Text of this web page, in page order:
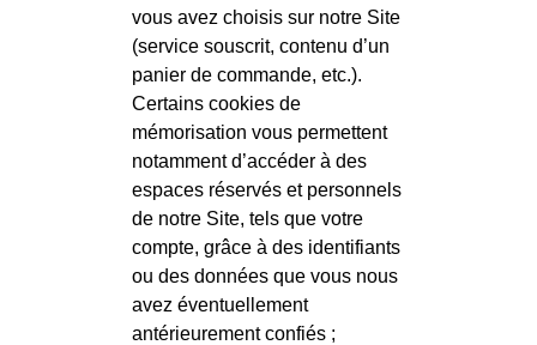
vous avez choisis sur notre Site
(service souscrit, contenu d’un
panier de commande, etc.).
Certains cookies de
mémorisation vous permettent
notamment d’accéder à des
espaces réservés et personnels
de notre Site, tels que votre
compte, grâce à des identifiants
ou des données que vous nous
avez éventuellement
antérieurement confiés ;